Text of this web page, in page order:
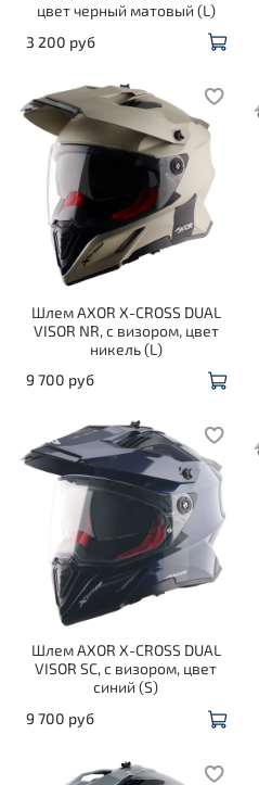
цвет черный матовый (L)
3 200 руб
Шлем AXOR X-CROSS DUAL
VISOR NR, с визором, цвет
никель (L)
9 700 руб
Шлем AXOR X-CROSS DUAL
VISOR SC, с визором, цвет
синий (S)
9 700 руб